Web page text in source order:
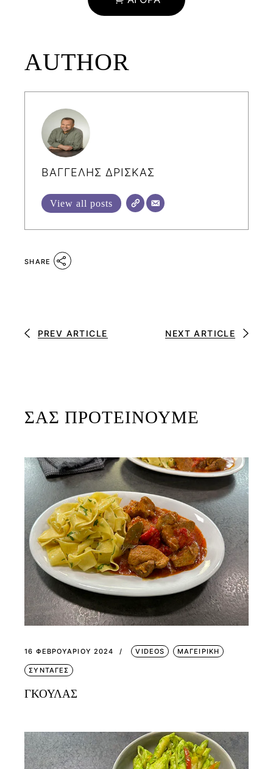
AUTHOR
ΒΑΓΓΕΛΗΣ ΔΡΙΣΚΑΣ
View all posts
SHARE
PREV ARTICLE NEXT ARTICLE
ΣΑΣ ΠΡΟΤΕΙΝΟΥΜΕ
16 ΦΕΒΡΟΥΑΡΊΟΥ 2024 VIDEOS ΜΑΓΕΙΡΙΚΗ
ΣΥΝΤΑΓΕΣ
ΓΚΟΥΛΑΣ